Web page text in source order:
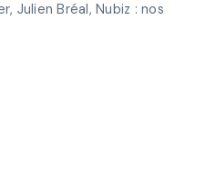
Julien Bréal, Nubiz : nos